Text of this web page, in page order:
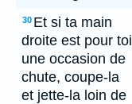
30 Et si ta main
droite est pour toi
une occasion de
chute, coupe-la
et jette-la loin de